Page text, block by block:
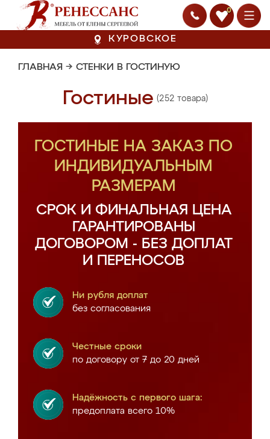
0
КУРОВСКОЕ
ГЛАВНАЯ → СТЕНКИ В ГОСТИНУЮ
Гостиные (252 товара)
ГОСТИНЫЕ НА ЗАКАЗ ПО
ИНДИВИДУАЛЬНЫМ
РАЗМЕРАМ
СРОК И ФИНАЛЬНАЯ ЦЕНА
ГАРАНТИРОВАНЫ
ДОГОВОРОМ - БЕЗ ДОПЛАТ
И ПЕРЕНОСОВ
Ни рубля доплат
без согласования
Честные сроки
по договору от 7 до 20 дней
Надёжность с первого шага:
предоплата всего 10%